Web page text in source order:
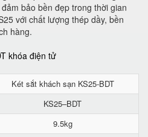
bảo bền đẹp trong thời gian
với chất lượng thép dầy, bền
hàng.
Két sắt khách sạn KS25-BDT
KS25–BDT
9.5kg